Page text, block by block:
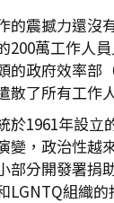
的震撼力還沒
200萬工作人
的政府效率部
散了所有工作
於1961年設
變，政治性
部分開發署捐
LGNTQ組織